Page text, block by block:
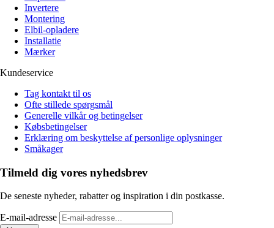
Invertere
Montering
Elbil-opladere
Installatie
Mærker
Kundeservice
Tag kontakt til os
Ofte stillede spørgsmål
Generelle vilkår og betingelser
Købsbetingelser
Erklæring om beskyttelse af personlige oplysninger
Småkager
Tilmeld dig vores nyhedsbrev
De seneste nyheder, rabatter og inspiration i din postkasse.
E-mail-adresse